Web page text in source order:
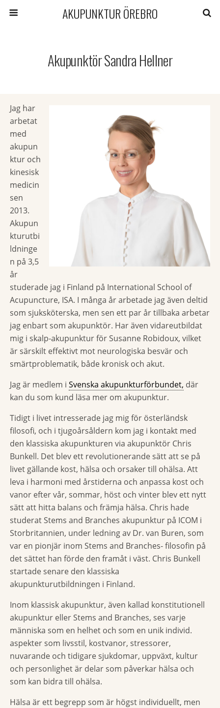
AKUPUNKTUR ÖREBRO
Akupunktör Sandra Hellner
Jag har
arbetat
med
akupun
ktur och
kinesisk
medicin
sen
2013.
Akupun
kturutbi
ldninge
n på 3,5
år
studerade jag i Finland på International School of
Acupuncture, ISA. I många år arbetade jag även deltid
som sjuksköterska, men sen ett par år tillbaka arbetar
jag enbart som akupunktör. Har även vidareutbildat
mig i skalp-akupunktur för Susanne Robidoux, vilket
är särskilt effektivt mot neurologiska besvär och
smärtproblematik, både kronisk och akut.
Jag är medlem i Svenska akupunkturförbundet, där
kan du som kund läsa mer om akupunktur.
Tidigt i livet intresserade jag mig för österländsk
filosofi, och i tjugoårsåldern kom jag i kontakt med
den klassiska akupunkturen via akupunktör Chris
Bunkell. Det blev ett revolutionerande sätt att se på
livet gällande kost, hälsa och orsaker till ohälsa. Att
leva i harmoni med årstiderna och anpassa kost och
vanor efter vår, sommar, höst och vinter blev ett nytt
sätt att hitta balans och främja hälsa. Chris hade
studerat Stems and Branches akupunktur på ICOM i
Storbritannien, under ledning av Dr. van Buren, som
var en pionjär inom Stems and Branches- filosofin på
det sättet han förde den framåt i väst. Chris Bunkell
startade senare den klassiska
akupunkturutbildningen i Finland.
Inom klassisk akupunktur, även kallad konstitutionell
akupunktur eller Stems and Branches, ses varje
människa som en helhet och som en unik individ.
aspekter som livsstil, kostvanor, stressorer,
nuvarande och tidigare sjukdomar, uppväxt, kultur
och personlighet är delar som påverkar hälsa och
som kan bidra till ohälsa.
Hälsa är ett begrepp som är högst individuellt, men